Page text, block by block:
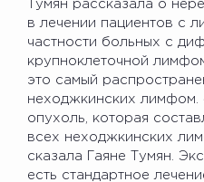
Тумян рассказала о
в лечении пациентов с
частности больных с
крупноклеточной
это самый
неходжкинских лимфом.
опухоль, которая
всех неходжкинских
сказала Гаяне Тумян.
есть стандартное